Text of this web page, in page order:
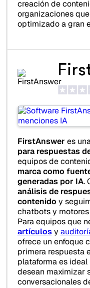
creación de
organizaciones
optimizado a gran
FirstAnswer es
para respuestas
equipos de
marca como
generadas por IA.
análisis de
contenido y
chatbots y
Para equipos que
artículosy
ofrece un enfoque
primera respuesta
plataforma es
desean maximizar
conversacionales